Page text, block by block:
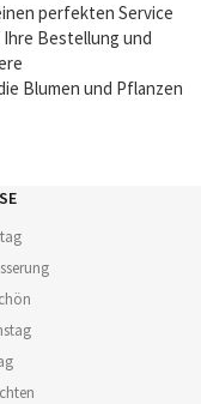
perfekten Service
Bestellung und
Blumen und Pflanzen